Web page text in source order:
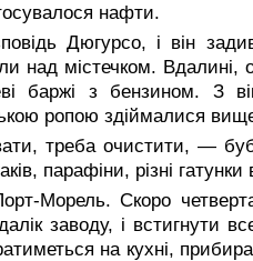
нафти.
Дюгурсо, і він
над містечком. Вдалині,
баржі з бензином. З
ропою здіймалися
треба очистити, —
парафіни, різні
Морель. Скоро
заводу, і встигнути
на кухні,